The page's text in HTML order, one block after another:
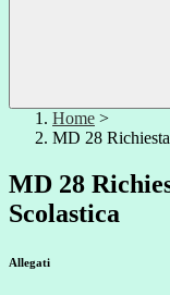
Home >
MD 28
MD 28
Scolastica
Allegati